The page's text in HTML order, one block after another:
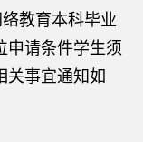
教育本科毕业
申请条件学生须
关事宜通知如